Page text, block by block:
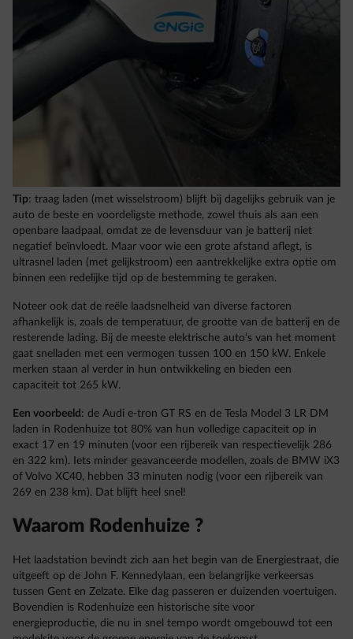
Tip: traag laden (met wisselstroom) blijft bij dagelijks gebruik van je
auto de beste en voordeligste methode, zowel thuis als aan een
openbare laadpaal, omdat ze de levensduur van je batterij niet
negatief beïnvloedt. Maar voor wie een grote afstand aflegt, is
ultrasnel laden (met gelijkstroom) een aantrekkelijke extra optie om
binnen een redelijke tijd op de bestemming te geraken.
Noteer ook dat de reële laadsnelheid van diverse factoren
afhankelijk is, zoals de temperatuur, de grootte van de batterij en de
resterende lading. Bij de meeste elektrische auto’s van het moment
gaat snelladen met een vermogen tussen 100 en 150 kW. Enkele
merken staan al verder in hun ontwikkeling en bieden een
capaciteit tot 265 kW.
Een voorbeeld : de Audi e-tron GT RS en de Tesla Model 3 LR DM
laden in Rodenhuize tot 80% van hun volledige capaciteit op in
exact 17 en 19 minuten (voor een rijbereik van respectievelijk 286
en 322 km). Iets minder geavanceerde modellen, zoals de BMW iX3
of Volvo XC40, hebben 33 minuten nodig (voor een rijbereik van
269 en 238 km). Dat blijft heel snel!
Waarom Rodenhuize ?
Het laadstation bevindt zich aan het begin van de Energiestraat, die
uitgeeft op de John F. Kennedylaan, een belangrijke verkeersas
tussen Gent en Zelzate. Elke dag passeren er duizenden voertuigen.
Bovendien is Rodenhuize een historische site voor
energieproductie, die nu in snel tempo wordt omgebouwd tot een